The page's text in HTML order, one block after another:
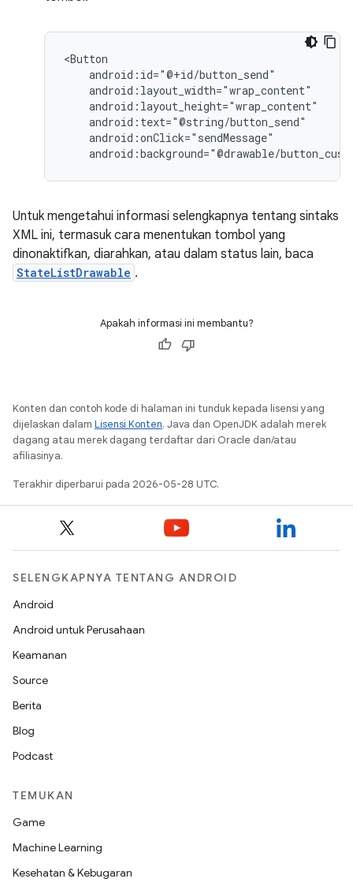
android:background="@drawable/
Untuk mengetahui informasi selengkapnya tentang sintaks
XML ini, termasuk cara menentukan tombol yang
dinonaktifkan, diarahkan, atau dalam status lain, baca
StateListDrawable .
Apakah informasi ini membantu?
Konten dan contoh kode di halaman ini tunduk kepada lisensi yang
dijelaskan dalam Lisensi Konten. Java dan OpenJDK adalah merek
dagang atau merek dagang terdaftar dari Oracle dan/atau
afiliasinya.
Terakhir diperbarui pada 2026-05-28 UTC.
SELENGKAPNYA TENTANG ANDROID
Android
Android untuk Perusahaan
Keamanan
Source
Berita
Blog
Podcast
TEMUKAN
Game
Machine Learning
Kesehatan & Kebugaran